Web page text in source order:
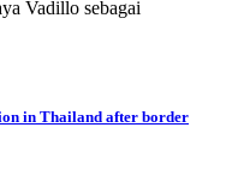
Vadillo sebagai
in Thailand after border